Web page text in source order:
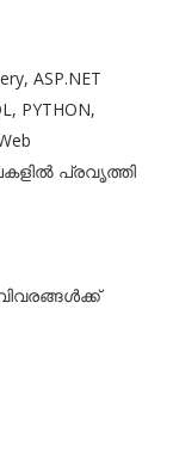
ASP.NET
PYTHON,
പ്രവൃത്തി